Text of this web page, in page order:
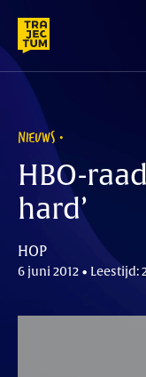
content
NIEUWS
HBO-
hard’
HOP
6 juni 2012 • Leestijd: